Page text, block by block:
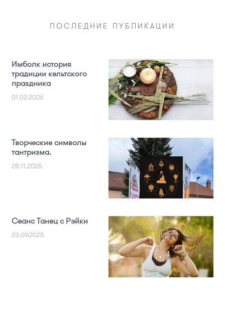
ПОСЛЕДНИЕ ПУБЛИКАЦИИ
Имболк история
традиции кельтского
праздника
01.02.2026
Творческие символы
тантризма.
28.11.2025
Сеанс Танец с Рэйки
23.09.2025